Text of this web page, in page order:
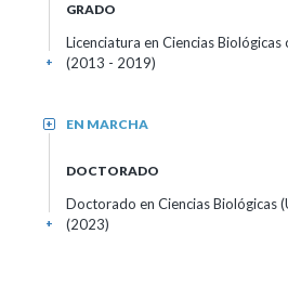
GRADO
Licenciatura en Ciencias
(2013 - 2019)
+
EN MARCHA
+
DOCTORADO
Doctorado en Ciencias Biológicas
(2023)
+